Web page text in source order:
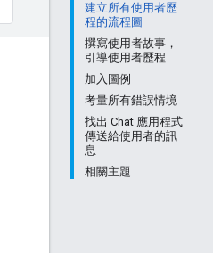
建立所有使用者歷
程的流程圖
撰寫使用者故事，
引導使用者歷程
加入圖例
考量所有錯誤情境
找出 Chat 應用程式
傳送給使用者的訊
息
相關主題